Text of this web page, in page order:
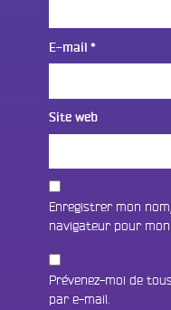
E-mail *
Site web
Enregistrer mon
navigateur pour
Prévenez-moi de
par e-mail.